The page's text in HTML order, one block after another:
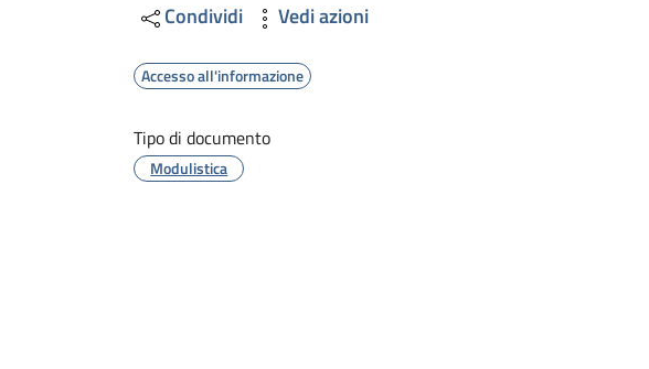
Condividi Vedi azioni
Accesso all'informazione
Tipo di documento
Modulistica